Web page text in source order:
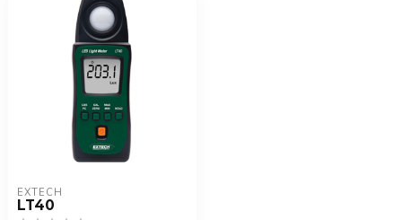
EXTECH
LT40